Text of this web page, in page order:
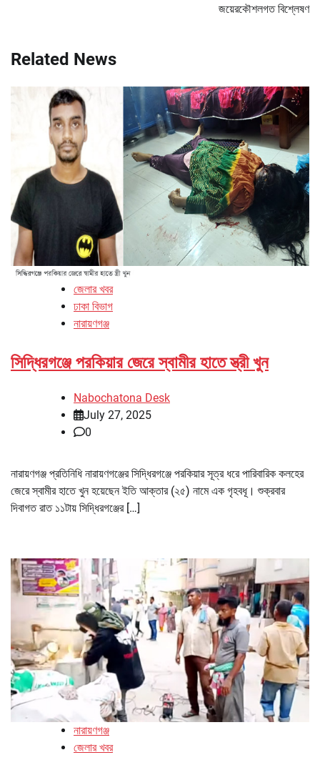
জয়েরকৌশলগত বিশ্লেষণ
Related News
জেলার খবর
ঢাকা বিভাগ
নারায়ণগঞ্জ
সিদ্ধিরগঞ্জে পরকিয়ার জেরে স্বামীর হাতে স্ত্রী খুন
Nabochatona Desk
July 27, 2025
0
নারায়ণগঞ্জ প্রতিনিধি নারায়ণগঞ্জের সিদ্ধিরগঞ্জে পরকিয়ার সূত্র ধরে পারিবারিক কলহের
জেরে স্বামীর হাতে খুন হয়েছেন ইতি আক্তার (২৫) নামে এক গৃহবধূ। শুক্রবার
দিবাগত রাত ১১টায় সিদ্ধিরগঞ্জের […]
নারায়ণগঞ্জ
জেলার খবর